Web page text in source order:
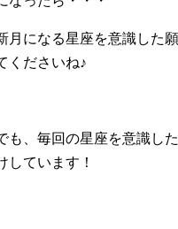
月になる星座を意識した
くださいね♪
も、毎回の星座を意識し
しています！